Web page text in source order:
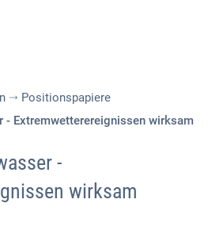
Positionspapiere
- Extremwetterereignissen wirksam
-
wirksam